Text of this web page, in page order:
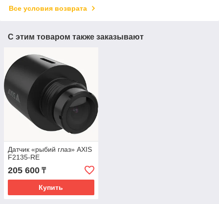
Все условия возврата
С этим товаром также заказывают
Датчик «рыбий глаз» AXIS
F2135-RE
205 600 ₸
Купить